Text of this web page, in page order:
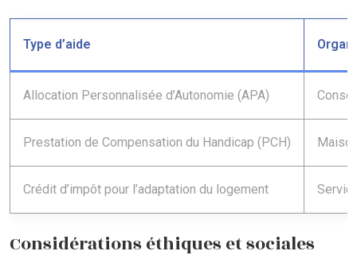
Type d’aide
Allocation Personnalisée d’Autonomie (APA)
Prestation de Compensation du Handicap (PCH)
Crédit d’impôt pour l’adaptation du logement
Considérations éthiques et sociales